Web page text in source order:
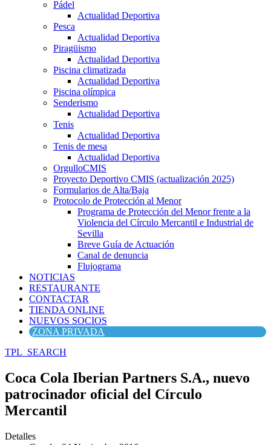
Pádel
Actualidad Deportiva
Pesca
Actualidad Deportiva
Piragüismo
Actualidad Deportiva
Piscina climatizada
Actualidad Deportiva
Piscina olímpica
Senderismo
Actualidad Deportiva
Tenis
Actualidad Deportiva
Tenis de mesa
Actualidad Deportiva
OrgulloCMIS
Proyecto Deportivo CMIS (actualización 2025)
Formularios de Alta/Baja
Protocolo de Protección al Menor
Programa de Protección del Menor frente a la
Violencia del Círculo Mercantil e Industrial de
Sevilla
Breve Guía de Actuación
Canal de denuncia
Flujograma
NOTICIAS
RESTAURANTE
CONTACTAR
TIENDA ONLINE
NUEVOS SOCIOS
ZONA PRIVADA
TPL_SEARCH
Coca Cola Iberian Partners S.A., nuevo
patrocinador oficial del Círculo
Mercantil
Detalles